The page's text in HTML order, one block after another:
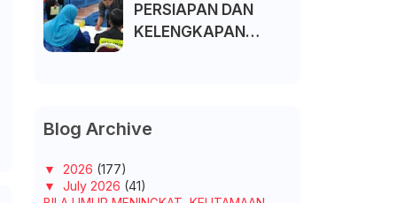
PERSIAPAN DAN
KELENGKAPAN
Blog Archive
▼ 2026 (177)
▼ July 2026 (41)